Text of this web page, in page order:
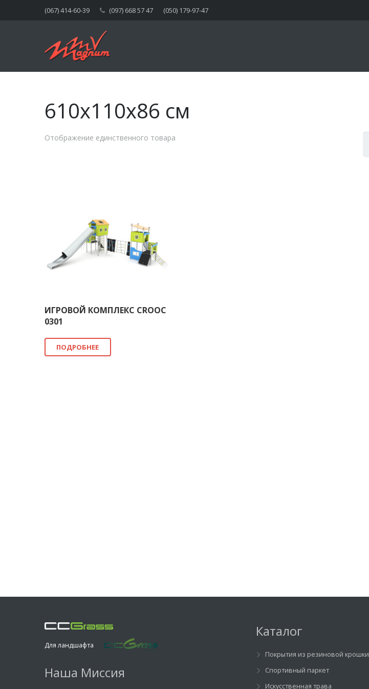
(067) 414-60-39 (097) 668 57 47 (050) 179-97-47
610x110x86 см
Отображение единственного товара
ИГРОВОЙ КОМПЛЕКС CROOC
0301
ПОДРОБНЕЕ
Для ландшафта
Наша Миссия
Каталог
Покрытия из резиновой крошки
Спортивный паркет
Искусственная трава